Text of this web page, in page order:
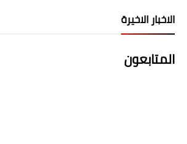
الاخبار الاخيرة
المتابعون